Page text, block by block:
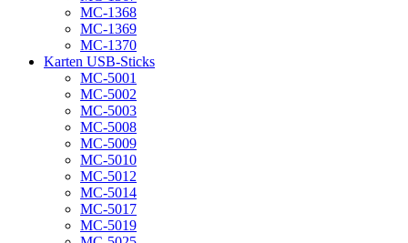
MC-1368
MC-1369
MC-1370
Karten USB-Sticks
MC-5001
MC-5002
MC-5003
MC-5008
MC-5009
MC-5010
MC-5012
MC-5014
MC-5017
MC-5019